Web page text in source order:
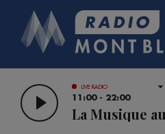
LIVE RADIO
11:00 - 22:00